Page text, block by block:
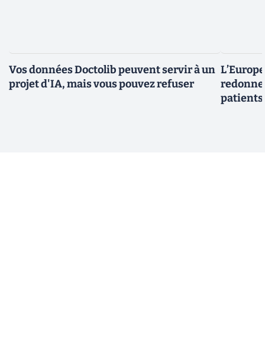
Vos données Doctolib peuvent servir à un
projet d'IA, mais vous pouvez refuser
patients